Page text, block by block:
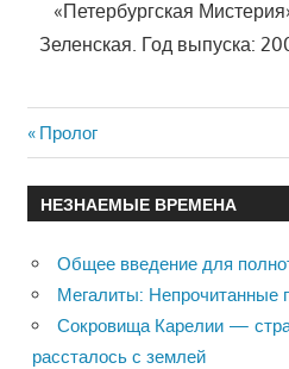
«Петербургская
Зеленская. Год выпуска:
Навигация
по
записям
Previous
Post:
Пролог
НЕЗНАЕМЫЕ ВРЕМЕНА
Общее введение для
Мегалиты: Непрочитанные
Сокровища Карелии —
рассталось с землей